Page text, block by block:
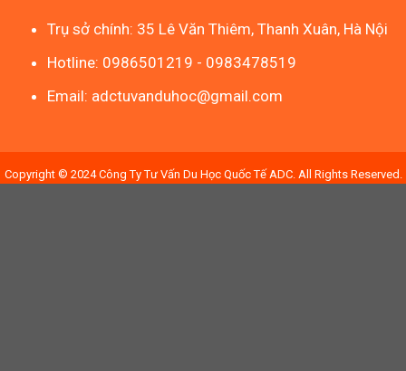
Trụ sở chính: 35 Lê Văn Thiêm, Thanh Xuân, Hà Nội
Hotline: 0986501219 - 0983478519
Email: adctuvanduhoc@gmail.com
Copyright © 2024 Công Ty Tư Vấn Du Học Quốc Tế ADC. All Rights Reserved.